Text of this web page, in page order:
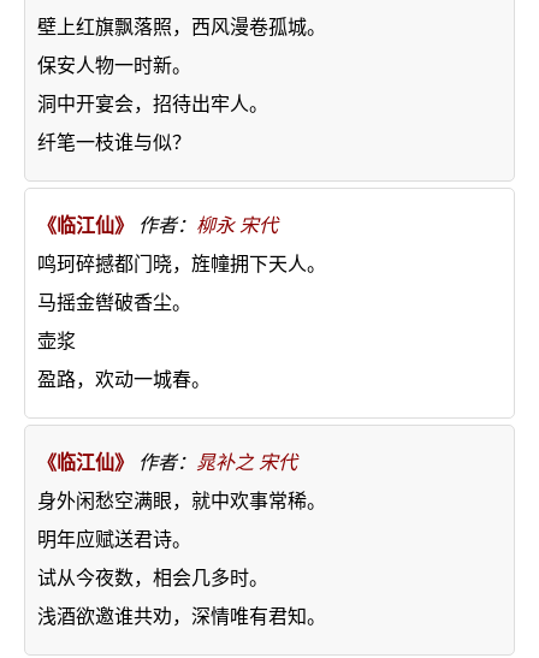
壁上红旗飘落照，西风漫卷孤城。
保安人物一时新。
洞中开宴会，招待出牢人。
纤笔一枝谁与似？
《临江仙》 作者： 柳永 宋代
鸣珂碎撼都门晓，旌幢拥下天人。
马摇金辔破香尘。
壶浆
盈路，欢动一城春。
《临江仙》 作者： 晁补之 宋代
身外闲愁空满眼，就中欢事常稀。
明年应赋送君诗。
试从今夜数，相会几多时。
浅酒欲邀谁共劝，深情唯有君知。